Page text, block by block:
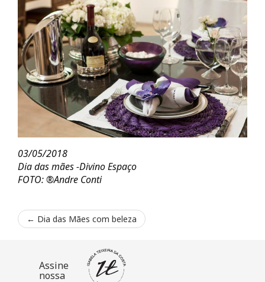
03/05/2018
Dia das mães -Divino Espaço
FOTO: ®Andre Conti
← Dia das Mães com beleza
Assine
nossa